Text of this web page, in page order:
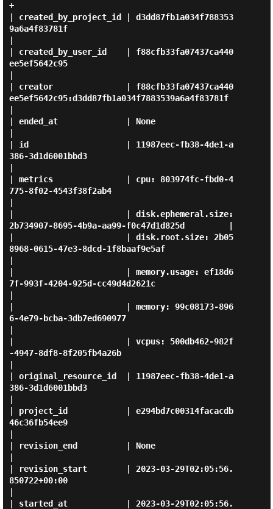
+
| created_by_project_id | d3dd87fb1a034f788353
9a6a4f83781f
| created_by_user_id    | f88cfb33fa07437ca440
ee5ef5642c95
| creator               | f88cfb33fa07437ca440
ee5ef5642c95:d3dd87fb1a034f7883539a6a4f83781f
| ended_at              | None
| id                    | 11987eec-fb38-4de1-a
386-3d1d6001bbd3
| metrics               | cpu: 803974fc-fbd0-4
775-8f02-4543f38f2ab4
|                       | disk.ephemeral.size:
2b734907-8695-4b9a-aa99-f0c47d1d825d         |
|                       | disk.root.size: 2b05
8968-0615-47e3-8dcd-1f8baaf9e5af
|                       | memory.usage: ef18d6
7f-993f-4204-925d-cc49d4d2621c
|                       | memory: 99c08173-896
6-4e79-bcba-3db7ed690977
|                       | vcpus: 500db462-982f
-4947-8df8-8f205fb4a26b
| original_resource_id  | 11987eec-fb38-4de1-a
386-3d1d6001bbd3
| project_id            | e294bd7c00314facacdb
46c36fb54ee9
| revision_end          | None
| revision_start        | 2023-03-29T02:05:56.
850722+00:00
| started_at            | 2023-03-29T02:05:56.